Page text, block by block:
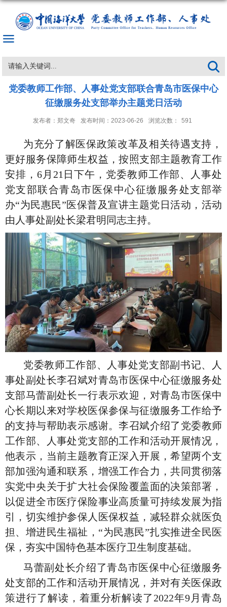
党委教师工作部、人事处党支部联合青岛市医保中心
征缴服务处支部举办主题党日活动
发布者：郑文奇 发布时间：2023-06-26 浏览次数： 591
为充分了解医保政策改革及相关待遇支持，
更好服务保障师生权益，按照支部主题教育工作
安排， 6月 21 日下午，党委教师工作部、人事处
党支部联合青岛市医保中心征缴服务处支部举
办“为民惠民”医保普及宣讲主题党日活动，活动
由人事处副处长梁君明同志主持。
党委教师工作部、人事处党支部副书记、人
事处副处长李召斌对青岛市医保中心征缴服务处
支部马蕾副处长一行表示欢迎，对青岛市医保中
心长期以来对学校医保参保与征缴服务工作给予
的支持与帮助表示感谢。李召斌介绍了党委教师
工作部、人事处党支部的工作和活动开展情况，
他表示，当前主题教育正深入开展，希望两个支
部加强沟通和联系，增强工作合力，共同贯彻落
实党中央关于扩大社会保险覆盖面的决策部署，
以促进全市医疗保险事业高质量可持续发展为指
引，切实维护参保人医保权益，减轻群众就医负
担、增进民生福祉， “为民惠民”扎实推进全民医
保，夯实中国特色基本医疗卫生制度基础。
马蕾副处长介绍了青岛市医保中心征缴服务
处支部的工作和活动开展情况，并对有关医保政
策进行了解读，着重分析解读了 2022年9 月青岛